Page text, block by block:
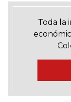
Toda la